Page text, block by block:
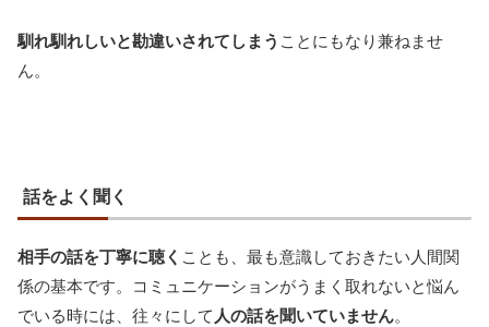
馴れ馴れしいと勘違いされてしまう ことにもなり兼ねませ
ん。
話をよく聞く
相手の話を丁寧に聴く ことも、最も意識しておきたい人間関
係の基本です。コミュニケーションがうまく取れないと悩ん
でいる時には、往々にして 人の話を聞いていません。